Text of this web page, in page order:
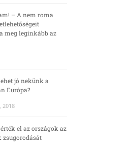
– A nem roma
meg leginkább az
jó nekünk a
Európa?
2018
el az országok az
zsugorodását